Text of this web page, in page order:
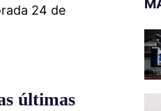
24 de
últimas